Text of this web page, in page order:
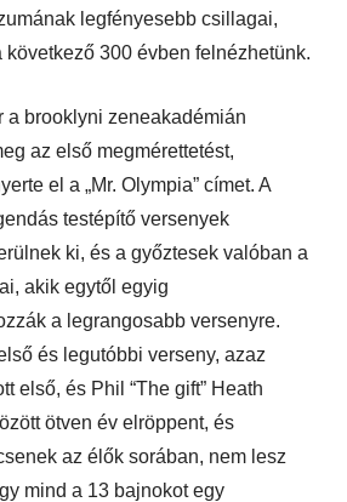
legfényesebb csillagai,
300 évben felnézhetünk.
a brooklyni zeneakadémián
az első megmérettetést,
el a „Mr. Olympia” címet. A
testépítő versenyek
ki, és a győztesek valóban a
akik egytől egyig
a legrangosabb versenyre.
és legutóbbi verseny, azaz
első, és Phil “The gift” Heath
ötven év elröppent, és
az élők sorában, nem lesz
mind a 13 bajnokot egy